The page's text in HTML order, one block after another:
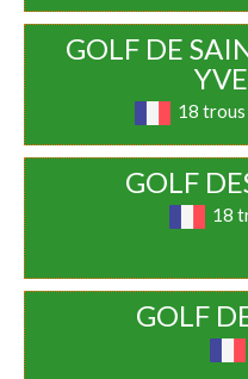
GOLF DE
18
GOLF
18
GOLF